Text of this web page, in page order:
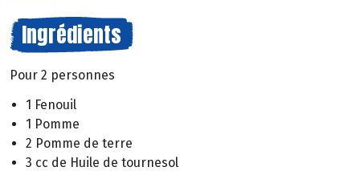
Ingrédients
Pour 2 personnes
1 Fenouil
1 Pomme
2 Pomme de terre
3 cc de Huile de tournesol